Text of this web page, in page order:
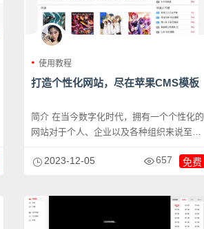
使用教程
打造个性化网站，尽在苹果CMS模板
简介 在当今数字化时代，拥有一个个性化的
网站对于个人、企业以及各种组织来说至关
2023-12-05 657 免费